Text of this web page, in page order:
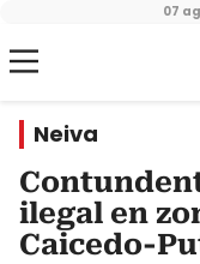
07
Neiva
ilegal en
Caicedo-